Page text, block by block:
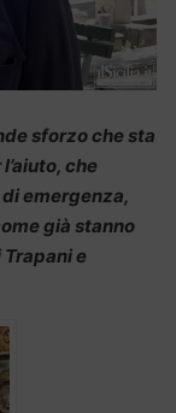
sforzo che sta
che
emergenza,
già stanno
e